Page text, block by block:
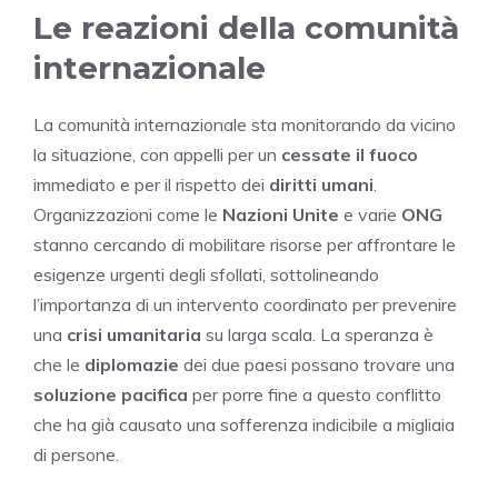
Le reazioni della comunità
internazionale
La comunità internazionale sta monitorando da vicino
la situazione, con appelli per un cessate il fuoco
immediato e per il rispetto dei diritti umani.
Organizzazioni come le Nazioni Unite e varie ONG
stanno cercando di mobilitare risorse per affrontare le
esigenze urgenti degli sfollati, sottolineando
l’importanza di un intervento coordinato per prevenire
una crisi umanitaria su larga scala. La speranza è
che le diplomazie dei due paesi possano trovare una
soluzione pacifica per porre fine a questo conflitto
che ha già causato una sofferenza indicibile a migliaia
di persone.